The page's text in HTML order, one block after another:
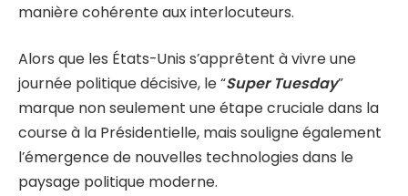
manière cohérente aux interlocuteurs.
Alors que les États-Unis s’apprêtent à vivre une
journée politique décisive, le “Super Tuesday”
marque non seulement une étape cruciale dans la
course à la Présidentielle, mais souligne également
l’émergence de nouvelles technologies dans le
paysage politique moderne.